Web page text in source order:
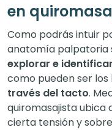
en
Como podrás intuir
anatomía palpatoria
explorar e
como pueden ser los
través del tacto.
quiromasajista ubica
cierta tensión y